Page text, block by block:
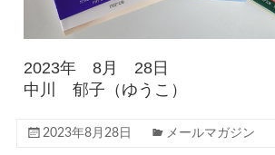
2023年 8月 28日
中川 郁子（ゆうこ）
2023年8月28日 メールマガジン